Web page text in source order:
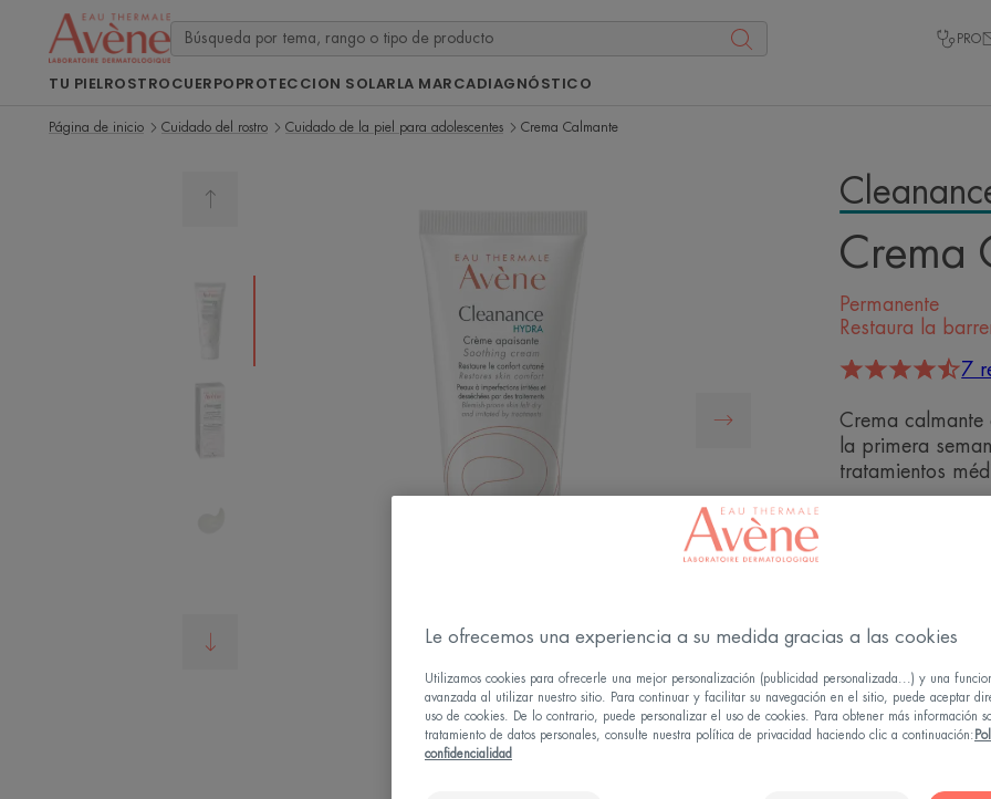
PRO
TU PIELROSTROCUERPOPROTECCION SOLARLA MARCADIAGNÓSTICO
Página de inicio Cuidado del rostro Cuidado de la piel para adolescentes Crema Calmante
Crema
Permanente
Restaura la
7
Crema calmante
la primera
tratamientos
Crema
PUNTOS DE
Le ofrecemos una experiencia a su medida gracias a las cookies
Utilizamos cookies para ofrecerle una mejor personalización (publicidad personalizada...) y una
avanzada al utilizar nuestro sitio. Para continuar y facilitar su navegación en el sitio, puede aceptar
uso de cookies. De lo contrario, puede personalizar el uso de cookies. Para obtener más información
tratamiento de datos personales, consulte nuestra política de privacidad haciendo clic a continuación:
confidencialidad